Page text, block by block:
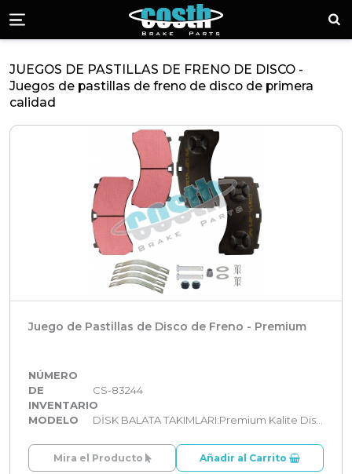
Piezas de Freno
Menü
JUEGOS DE PASTILLAS DE FRENO DE DISCO -
Juegos de pastillas de freno de disco de primera
calidad
Juego de Pastillas de Disco de Freno - Premium
NÚMERO
DE
INVENTARIO
CS-83244
MODELO DİSK BALATA TAKIMLARI:Premium Kalite Disk Balata Takımları
Mira el Producto Añadir al Carrito